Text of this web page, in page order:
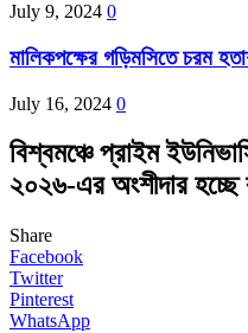
July 9, 2024 0
মালিকপক্ষের গড়িমসিতে চরম
July 16, 2024 0
বিশ্বমঞ্চে প্রাইম
২০২৬-এর অংশীদার হচ্ছে
Share
Facebook
Twitter
Pinterest
WhatsApp